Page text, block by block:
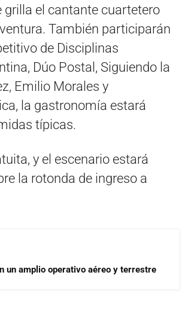
grilla el cantante cuartetero
También participarán
de Disciplinas
Dúo Postal, Siguiendo la
Emilio Morales y
la gastronomía estará
típicas.
y el escenario estará
la rotonda de ingreso a
un amplio operativo aéreo y terrestre